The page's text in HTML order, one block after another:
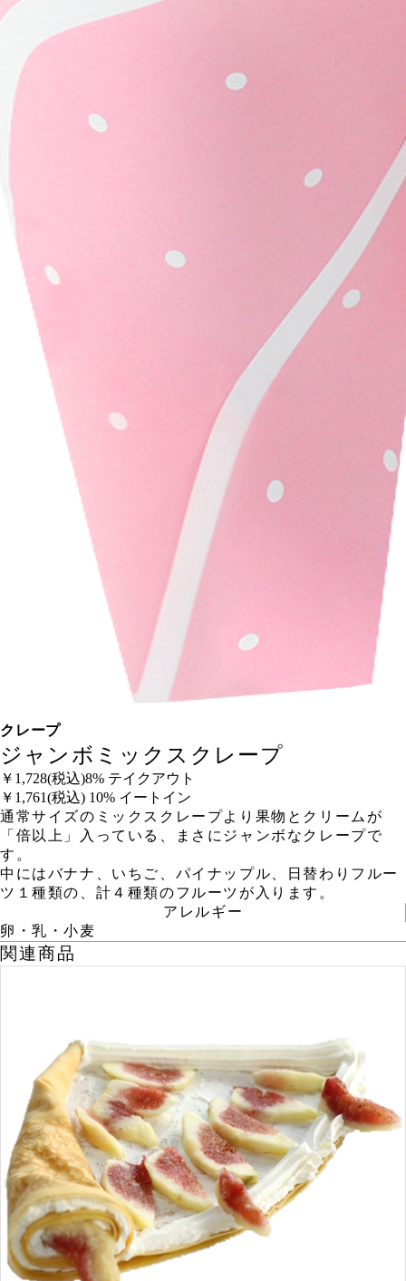
クレープ
ジャンボミックスクレープ
(税込)8% テイクアウト
￥1,728
(税込) 10% イートイン
￥1,761
通常サイズのミックスクレープより果物とクリームが
「倍以上」入っている、まさにジャンボなクレープで
す。
中にはバナナ、いちご、パイナップル、日替わりフルー
ツ１種類の、計４種類のフルーツが入ります。
アレルギー
卵・乳・小麦
関連商品